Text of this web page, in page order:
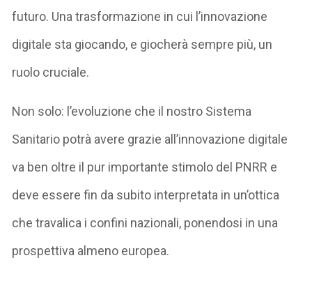
futuro. Una trasformazione in cui l’innovazione
digitale sta giocando, e giocherà sempre più, un
ruolo cruciale.
Non solo: l’evoluzione che il nostro Sistema
Sanitario potrà avere grazie all’innovazione digitale
va ben oltre il pur importante stimolo del PNRR e
deve essere fin da subito interpretata in un’ottica
che travalica i confini nazionali, ponendosi in una
prospettiva almeno europea.